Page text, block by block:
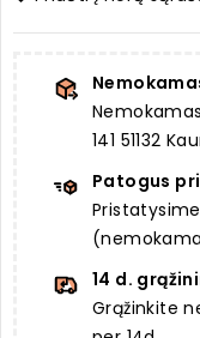
141 51132
Patogus
14 d.
Grąžinkite